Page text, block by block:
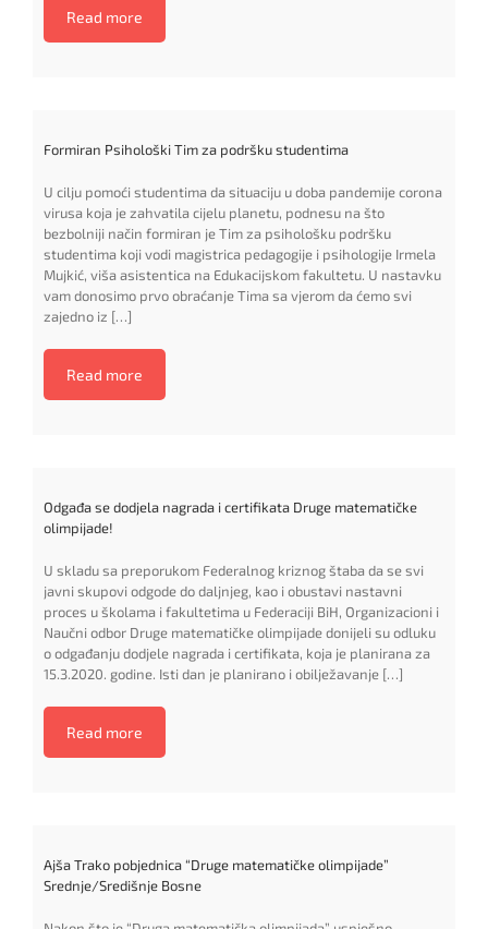
Read more
Formiran Psihološki Tim za podršku studentima
U cilju pomoći studentima da situaciju u doba pandemije corona
virusa koja je zahvatila cijelu planetu, podnesu na što
bezbolniji način formiran je Tim za psihološku podršku
studentima koji vodi magistrica pedagogije i psihologije Irmela
Mujkić, viša asistentica na Edukacijskom fakultetu. U nastavku
vam donosimo prvo obraćanje Tima sa vjerom da ćemo svi
zajedno iz […]
Read more
Odgađa se dodjela nagrada i certifikata Druge matematičke
olimpijade!
U skladu sa preporukom Federalnog kriznog štaba da se svi
javni skupovi odgode do daljnjeg, kao i obustavi nastavni
proces u školama i fakultetima u Federaciji BiH, Organizacioni i
Naučni odbor Druge matematičke olimpijade donijeli su odluku
o odgađanju dodjele nagrada i certifikata, koja je planirana za
15.3.2020. godine. Isti dan je planirano i obilježavanje […]
Read more
Ajša Trako pobjednica “Druge matematičke olimpijade”
Srednje/Središnje Bosne